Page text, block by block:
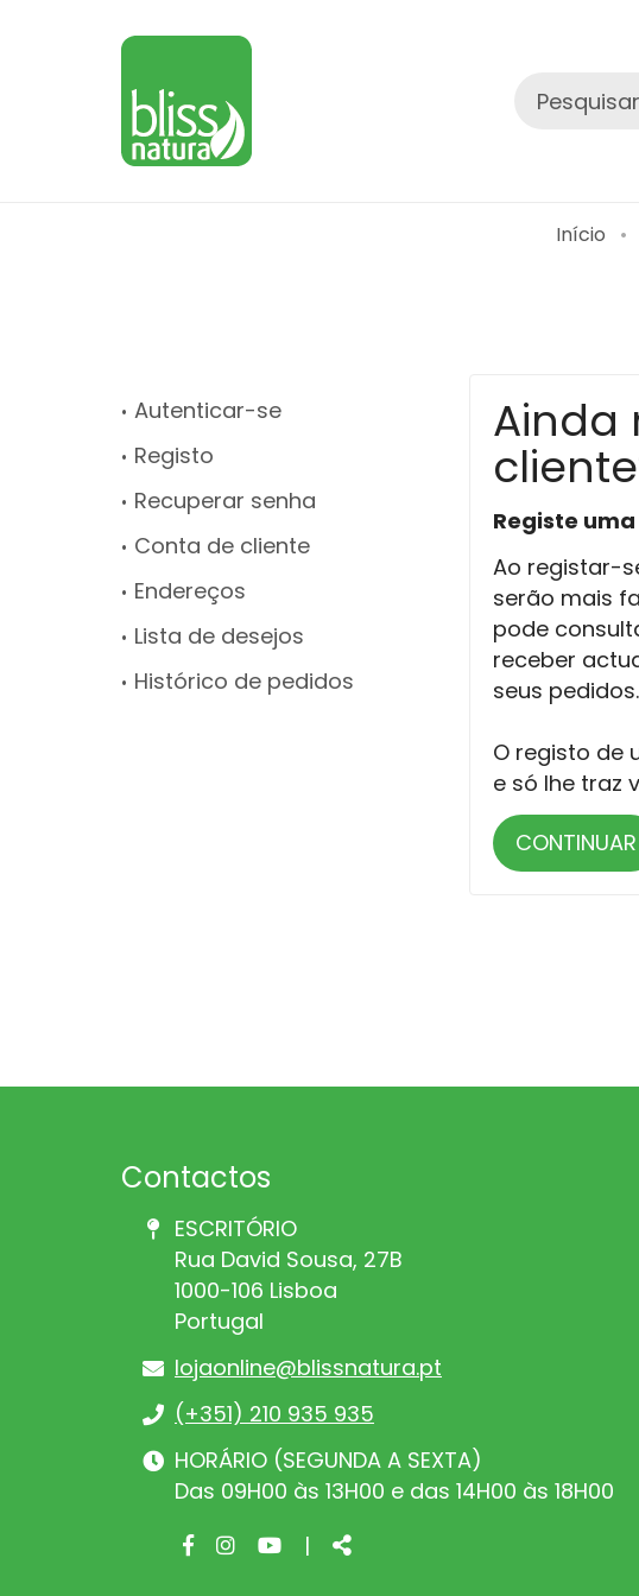
Início
Ainda
Registe
Ao registar-
serão mais
pode
receber
seus pedidos.
O registo de
e só lhe traz
CONTINUAR
Autenticar-se
Registo
Recuperar senha
Conta de cliente
Endereços
Lista de desejos
Histórico de pedidos
Contactos
ESCRITÓRIO
Rua David Sousa, 27B
1000-106 Lisboa
Portugal
lojaonline@blissnatura.pt
(+351) 210 935 935
HORÁRIO (SEGUNDA A SEXTA)
Das 09H00 às 13H00 e das 14H00 às 18H00
Facebook
Instagram
Youtube
| Share